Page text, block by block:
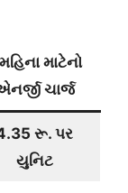
માટેનો
ચાર્જ
રૂ. પર
યુનિટ